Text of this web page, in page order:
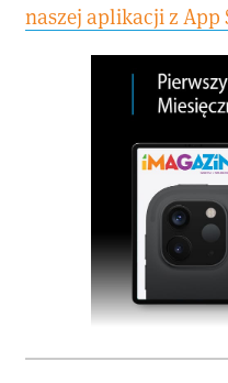
naszej aplikacji z App